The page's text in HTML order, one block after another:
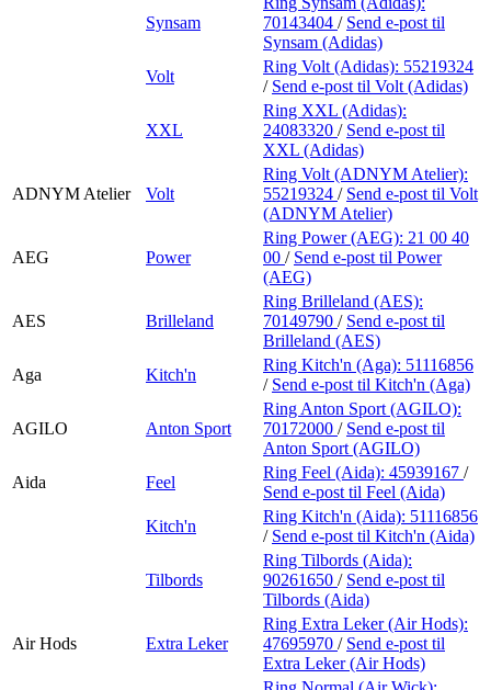
Synsam
70143404 / Send e-post til
Synsam (Adidas)
Volt
Ring Volt (Adidas): 55219324
/ Send e-post til Volt (Adidas)
XXL
Ring XXL (Adidas):
24083320 / Send e-post til
XXL (Adidas)
ADNYM Atelier Volt
Ring Volt (ADNYM Atelier):
55219324 / Send e-post til Volt
(ADNYM Atelier)
AEG Power
Ring Power (AEG): 21 00 40
00 / Send e-post til Power
(AEG)
AES Brilleland
Ring Brilleland (AES):
70149790 / Send e-post til
Brilleland (AES)
Aga
Kitch'n
Ring Kitch'n (Aga): 51116856
/ Send e-post til Kitch'n (Aga)
AGILO Anton Sport
Ring Anton Sport (AGILO):
70172000 / Send e-post til
Anton Sport (AGILO)
Aida
Feel
Ring Feel (Aida): 45939167 /
Send e-post til Feel (Aida)
Kitch'n
Ring Kitch'n (Aida): 51116856
/ Send e-post til Kitch'n (Aida)
Tilbords
Ring Tilbords (Aida):
90261650 / Send e-post til
Tilbords (Aida)
Air Hods Extra Leker
Ring Extra Leker (Air Hods):
47695970 / Send e-post til
Extra Leker (Air Hods)